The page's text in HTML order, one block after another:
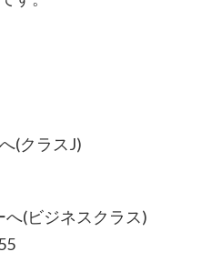
(クラスJ)
へ(ビジネスクラス)